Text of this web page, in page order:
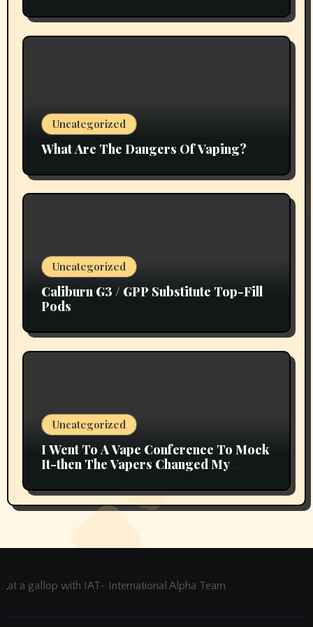
Uncategorized
What Are The Dangers Of Vaping?
Uncategorized
Caliburn G3 / GPP Substitute Top-Fill
Pods
Uncategorized
I Went To A Vape Conference To Mock
It-then The Vapers Changed My
at a gallop with IAT- International Alpha Team